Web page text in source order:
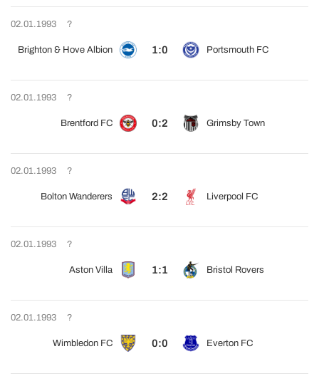
02.01.1993 ?
Brighton & Hove Albion 1:0 Portsmouth FC
02.01.1993 ?
Brentford FC 0:2 Grimsby Town
02.01.1993 ?
Bolton Wanderers 2:2 Liverpool FC
02.01.1993 ?
Aston Villa 1:1 Bristol Rovers
02.01.1993 ?
Wimbledon FC 0:0 Everton FC